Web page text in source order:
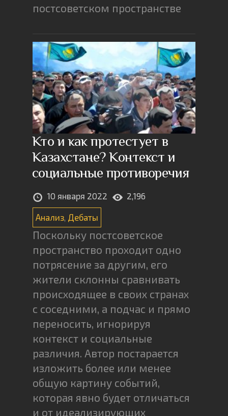
постсоветском пространстве
Кто и как протестует в
Казахстане? Контекст и
социальные противоречия
10 января 2022 2,196
Анализ Дебаты
Поскольку постсоветское
пространство проходит одно
потрясение за другим, его
жители склонны сравнивать
происходящее в своих странах
с соседними, а подчас и прямо
переносить, игнорируя
контекст и социальные
различия. Автор постарается
изложить более или менее
общую картину событий,
которая явно будет отличаться
и от идеализирующих